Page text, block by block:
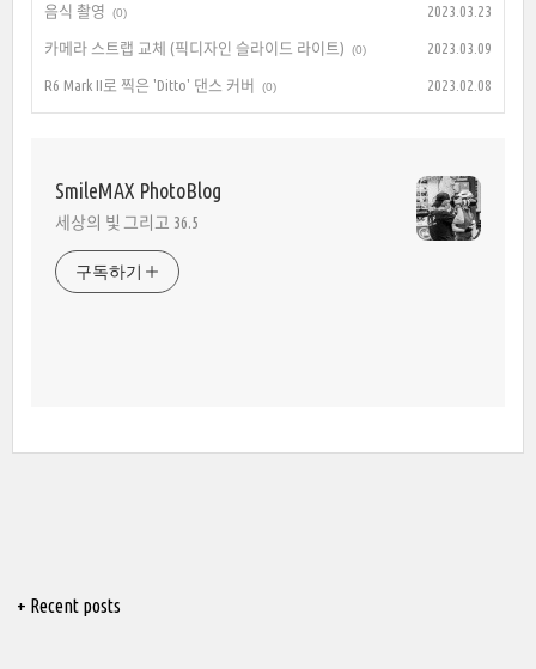
음식 촬영 (0) 2023.03.23
카메라 스트랩 교체 (픽디자인 슬라이드 라이트) (0) 2023.03.09
R6 Mark II로 찍은 'Ditto' 댄스 커버 (0) 2023.02.08
SmileMAX PhotoBlog
세상의 빛 그리고 36.5
구독하기
+ Recent posts